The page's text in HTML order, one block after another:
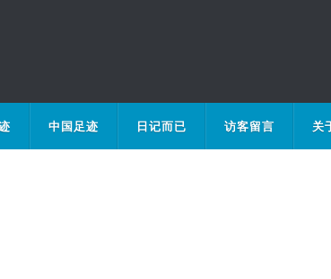
中国足迹 日记而已 访客留言 关